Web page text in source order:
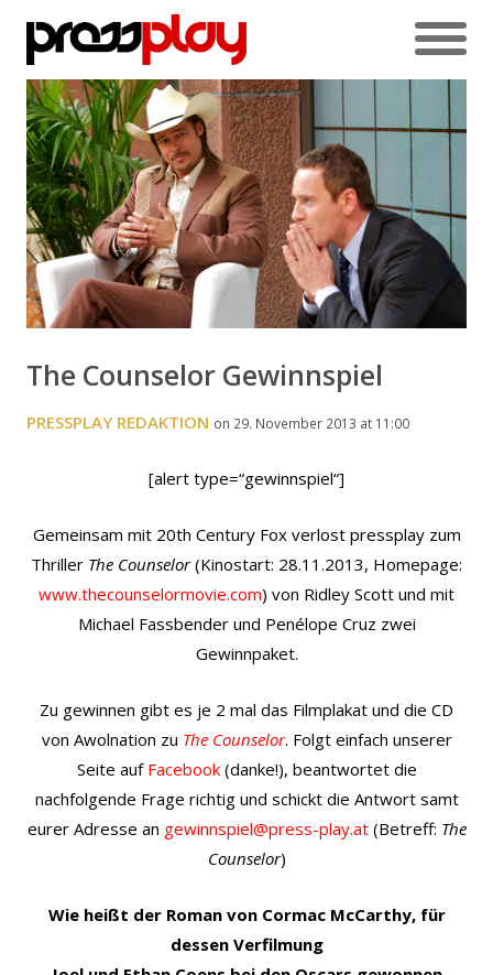
The Counselor Gewinnspiel
PRESSPLAY REDAKTION on 29. November 2013 at 11:00
[alert type=“gewinnspiel“]
Gemeinsam mit 20th Century Fox verlost pressplay zum
Thriller The Counselor(Kinostart: 28.11.2013, Homepage:
www.thecounselormovie.com) von Ridley Scott und mit
Michael Fassbender und Penélope Cruz zwei
Gewinnpaket.
Zu gewinnen gibt es je 2 mal das Filmplakat und die CD
von Awolnation zu The Counselor. Folgt einfach unserer
Seite auf Facebook(danke!), beantwortet die
nachfolgende Frage richtig und schickt die Antwort samt
eurer Adresse an gewinnspiel@press-play.at (Betreff: The
Counselor)
Wie heißt der Roman von Cormac McCarthy, für
dessen Verfilmung